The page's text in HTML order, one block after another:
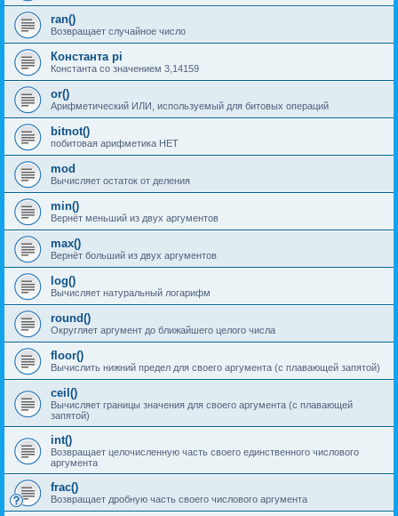
ran()
Возвращает случайное число
Константа pi
Константа со значением 3,14159
or()
Арифметический ИЛИ, используемый для битовых операций
bitnot()
побитовая арифметика НЕТ
mod
Вычисляет остаток от деления
min()
Вернёт меньший из двух аргументов
max()
Вернёт больший из двух аргументов
log()
Вычисляет натуральный логарифм
round()
Округляет аргумент до ближайшего целого числа
floor()
Вычислить нижний предел для своего аргумента (с плавающей запятой)
ceil()
Вычисляет границы значения для своего аргумента (с плавающей
запятой)
int()
Возвращает целочисленную часть своего единственного числового
аргумента
frac()
Возвращает дробную часть своего числового аргумента